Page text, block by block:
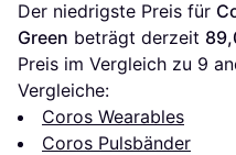
Der niedrigste Preis für
Green beträgt derzeit
Preis im Vergleich zu 9
Vergleiche:
Coros Wearables
Coros Pulsbänder